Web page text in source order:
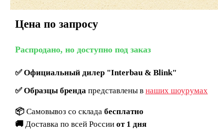
Цена по запросу
Распродано, но доступно под заказ
✅Официальный дилер "Interbau & Blink"
✅Образцы брендапредставлены в наших шоурумах
📦 Самовывоз со склада бесплатно
🚚 Доставка по всей России от 1 дня